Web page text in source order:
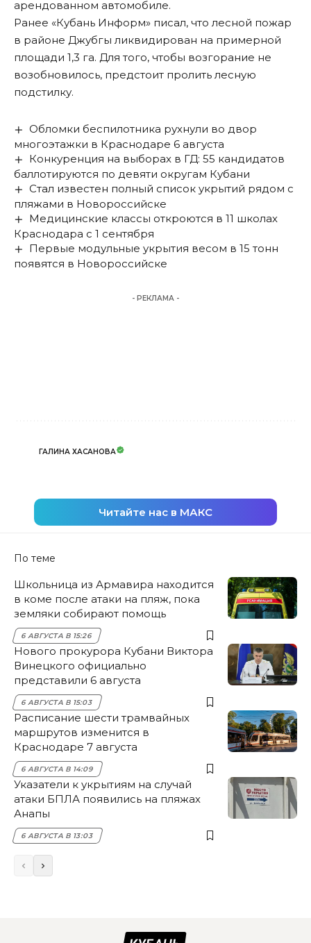
арендованном автомобиле.
Ранее «Кубань Информ» писал, что лесной пожар
в районе Джубгы ликвидирован на примерной
площади 1,3 га. Для того, чтобы возгорание не
возобновилось, предстоит пролить лесную
подстилку.
Обломки беспилотника рухнули во двор
многоэтажки в Краснодаре 6 августа
Конкуренция на выборах в ГД: 55 кандидатов
баллотируются по девяти округам Кубани
Стал известен полный список укрытий рядом с
пляжами в Новороссийске
Медицинские классы откроются в 11 школах
Краснодара с 1 сентября
Первые модульные укрытия весом в 15 тонн
появятся в Новороссийске
- РЕКЛАМА -
ГАЛИНА ХАСАНОВА
Читайте нас в МАКС
По теме
Школьница из Армавира находится
в коме после атаки на пляж, пока
земляки собирают помощь
6 АВГУСТА В 15:26
Нового прокурора Кубани Виктора
Винецкого официально
представили 6 августа
6 АВГУСТА В 15:03
Расписание шести трамвайных
маршрутов изменится в
Краснодаре 7 августа
6 АВГУСТА В 14:09
Указатели к укрытиям на случай
атаки БПЛА появились на пляжах
Анапы
6 АВГУСТА В 13:03